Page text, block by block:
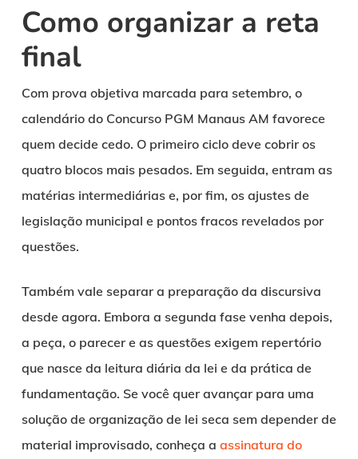
Como organizar a reta
final
Com prova objetiva marcada para setembro, o
calendário do Concurso PGM Manaus AM favorece
quem decide cedo. O primeiro ciclo deve cobrir os
quatro blocos mais pesados. Em seguida, entram as
matérias intermediárias e, por fim, os ajustes de
legislação municipal e pontos fracos revelados por
questões.
Também vale separar a preparação da discursiva
desde agora. Embora a segunda fase venha depois,
a peça, o parecer e as questões exigem repertório
que nasce da leitura diária da lei e da prática de
fundamentação. Se você quer avançar para uma
solução de organização de lei seca sem depender de
material improvisado, conheça a assinatura do